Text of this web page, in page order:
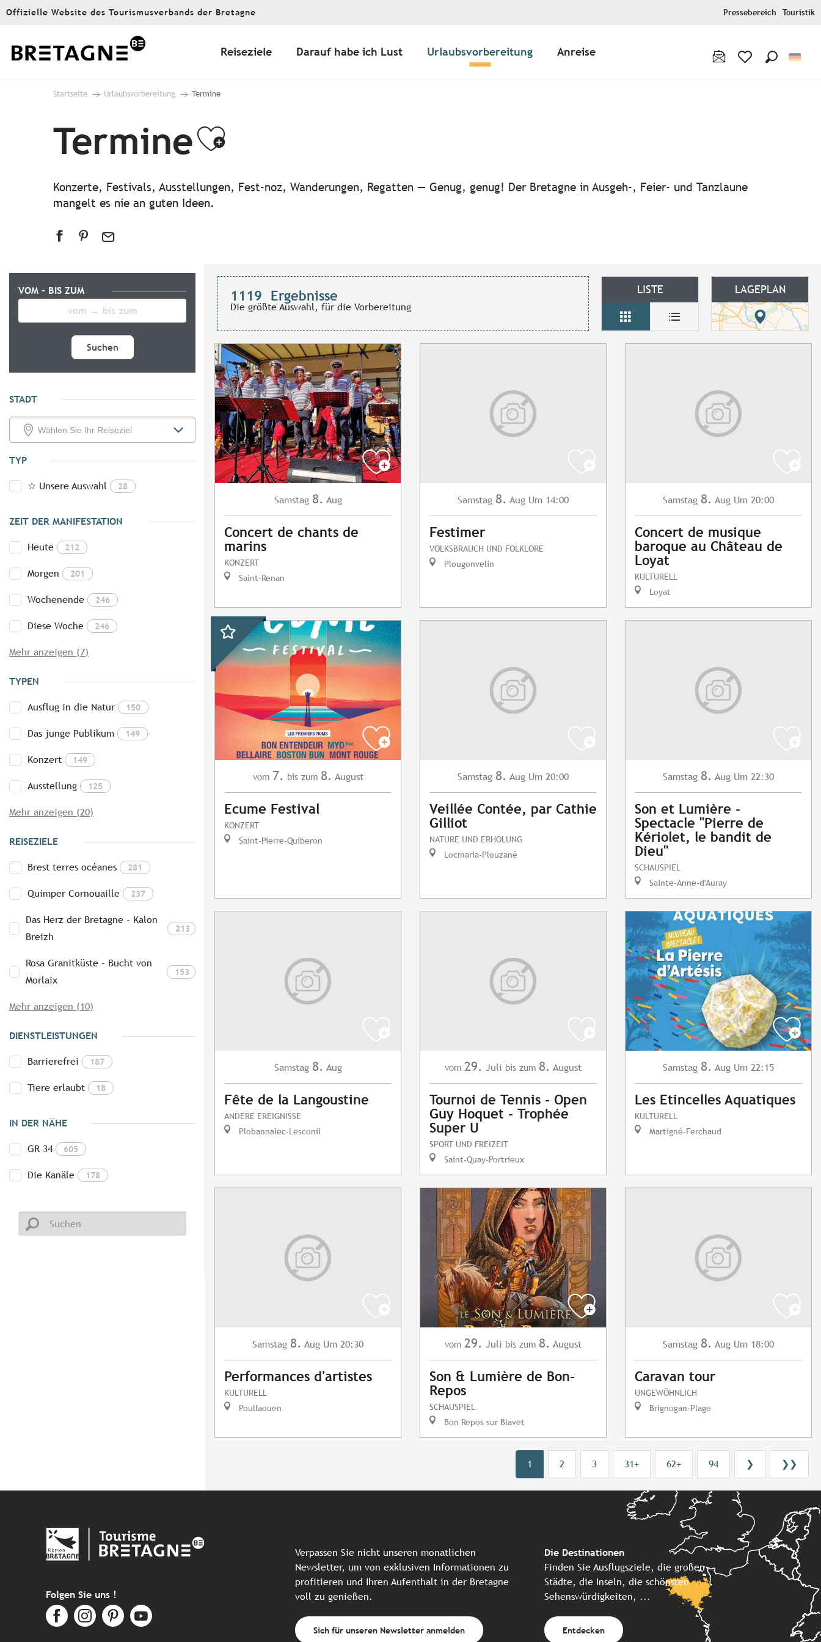
Aller
principal
Offizielle Website des Tourismusverbands der Bretagne Pressebereich Touristik
Reiseziele Darauf habe ich Lust Urlaubsvorbereitung Anreise
Startseite Urlaubsvorbereitung Termine
TermineAjouter aux favoris
Konzerte, Festivals, Ausstellungen, Fest-noz, Wanderungen, Regatten — Genug, genug! Der Bretagne in Ausgeh-, Feier- und Tanzlaune
mangelt es nie an guten Ideen.
VOM - BIS ZUM
Suchen
STADT
TYP
☆ Unsere Auswahl 28
ZEIT DER MANIFESTATION
Heute 212
Morgen 201
Wochenende 246
Diese Woche 246
Mehr anzeigen (7)
TYPEN
Ausflug in die Natur 150
Das junge Publikum 149
Konzert 149
Ausstellung 125
Mehr anzeigen (20)
REISEZIELE
Brest terres océanes 281
Quimper Cornouaille 237
Das Herz der Bretagne - Kalon
Breizh
213
Rosa Granitküste - Bucht von
Morlaix
153
Mehr anzeigen (10)
DIENSTLEISTUNGEN
Barrierefrei 187
Tiere erlaubt 18
IN DER NÄHE
GR 34 605
Die Kanäle 178
1119 Ergebnisse
Die größte Auswahl, für die Vorbereitung
LISTE LAGEPLAN
Samstag 8. Aug
Concert de chants de
marins
KONZERT
Saint-Renan
Samstag 8. Aug Um 14:00
Festimer
VOLKSBRAUCH UND FOLKLORE
Plougonvelin
Samstag 8. Aug Um 20:00
Concert de musique
baroque au Château de
Loyat
KULTURELL
Loyat
vom 7. bis zum 8. August
Ecume Festival
KONZERT
Saint-Pierre-Quiberon
Samstag 8. Aug Um 20:00
Veillée Contée, par Cathie
Gilliot
NATURE UND ERHOLUNG
Locmaria-Plouzané
Samstag 8. Aug Um 22:30
Son et Lumière -
Spectacle "Pierre de
Kériolet, le bandit de
Dieu"
SCHAUSPIEL
Sainte-Anne-d'Auray
Samstag 8. Aug
Fête de la Langoustine
ANDERE EREIGNISSE
Plobannalec-Lesconil
vom 29. Juli bis zum 8. August
Tournoi de Tennis - Open
Guy Hoquet - Trophée
Super U
SPORT UND FREIZEIT
Saint-Quay-Portrieux
Samstag 8. Aug Um 22:15
Les Etincelles Aquatiques
KULTURELL
Martigné-Ferchaud
Samstag 8. Aug Um 20:30
Performances d'artistes
KULTURELL
Poullaouen
vom 29. Juli bis zum 8. August
Son & Lumière de Bon-
Repos
SCHAUSPIEL
Bon Repos sur Blavet
Samstag 8. Aug Um 18:00
Caravan tour
UNGEWÖHNLICH
Brignogan-Plage
1 2 3 31+ 62+ 94 ❯ ❯❯
Folgen Sie uns !
Verpassen Sie nicht unseren monatlichen
Newsletter, um von exklusiven Informationen zu
profitieren und Ihren Aufenthalt in der Bretagne
voll zu genießen.
Sich für unseren Newsletter anmelden
Die Destinationen
Finden Sie Ausflugsziele, die großen
Städte, die Inseln, die schönsten
Sehenswürdigkeiten, ...
Entdecken